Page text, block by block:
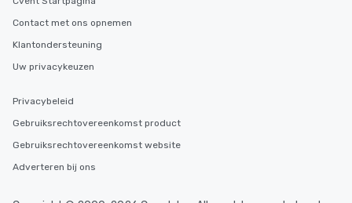
Contact met ons opnemen
Klantondersteuning
Uw privacykeuzen
Privacybeleid
Gebruiksrechtovereenkomst product
Gebruiksrechtovereenkomst website
Adverteren bij ons